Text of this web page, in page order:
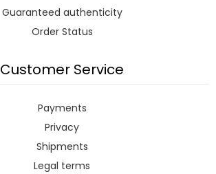
Guaranteed authenticity
Order Status
Customer Service
Payments
Privacy
Shipments
Legal terms